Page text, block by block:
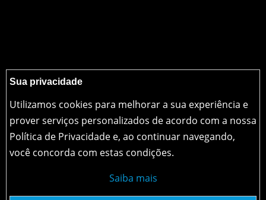
Sua privacidade
Utilizamos cookies para melhorar a sua experiência e
prover serviços personalizados de acordo com a nossa
Política de Privacidade e, ao continuar navegando,
você concorda com estas condições.
Saiba mais